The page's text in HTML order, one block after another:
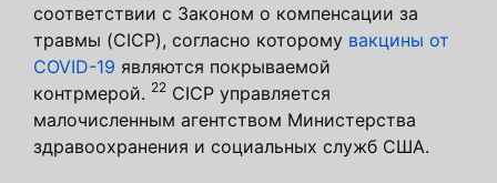
соответствии с Законом о компенсации за
травмы (CICP), согласно которому вакцины от
COVID-19 являются покрываемой
контрмерой. 22 CICP управляется
малочисленным агентством Министерства
здравоохранения и социальных служб США.